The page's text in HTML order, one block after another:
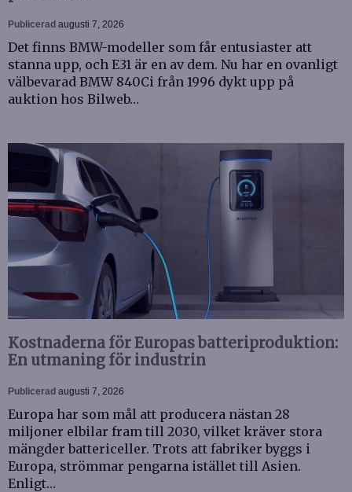
Publicerad augusti 7, 2026
Det finns BMW-modeller som får entusiaster att
stanna upp, och E31 är en av dem. Nu har en ovanligt
välbevarad BMW 840Ci från 1996 dykt upp på
auktion hos Bilweb…
Kostnaderna för Europas batteriproduktion:
En utmaning för industrin
Publicerad augusti 7, 2026
Europa har som mål att producera nästan 28
miljoner elbilar fram till 2030, vilket kräver stora
mängder battericeller. Trots att fabriker byggs i
Europa, strömmar pengarna istället till Asien.
Enligt…